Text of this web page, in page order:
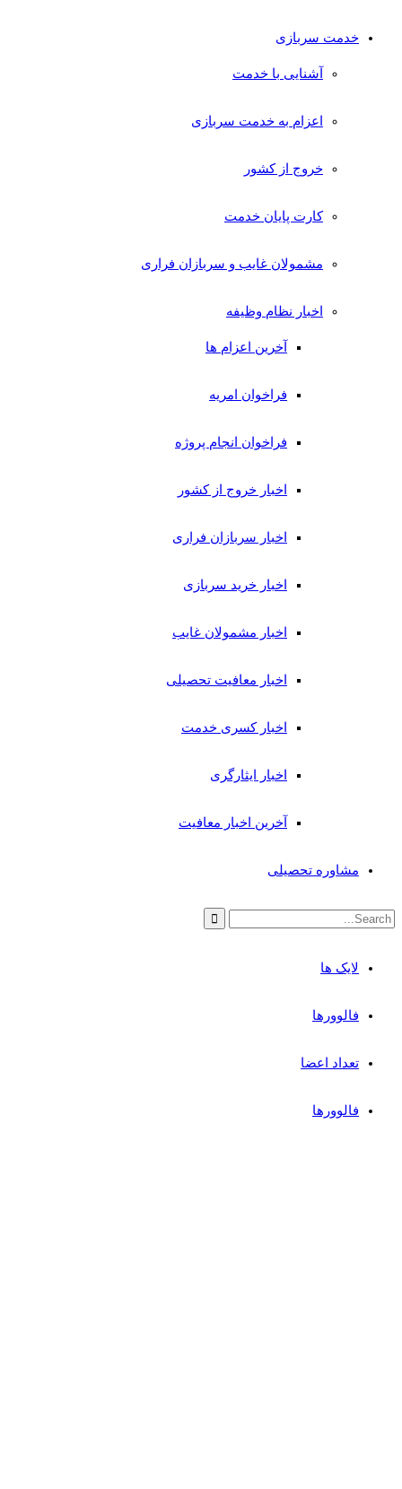
خدمت سربازی
آشنایی با خدمت
اعزام به خدمت سربازی
خروج از کشور
کارت پایان خدمت
مشمولان غایب و سربازان فراری
اخبار نظام وظیفه
آخرین اعزام ها
فراخوان امریه
فراخوان انجام پروژه
اخبار خروج از کشور
اخبار سربازان فراری
اخبار خرید سربازی
اخبار مشمولان غایب
اخبار معافیت تحصیلی
اخبار کسری خدمت
اخبار ایثارگری
آخرین اخبار معافیت
مشاوره تحصیلی
لایک ها
فالوورها
تعداد اعضا
فالوورها